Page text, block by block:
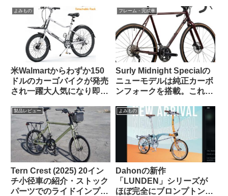
察】
あったか
よみもの
米Walmartからわずか150
ドルのカーゴバイクが発売
され一躍大人気になり即日
フレーム・完成車
Surly Midnight Specialの
ニューモデルは純正カーボ
ンフォークを搭載。これで
製品レビュー
Tern Crest (2025) 20イン
チ小径車の紹介・ストック
パーツでのライドインプレ
よみもの
Dahonの新作
「LUNDEN」シリーズが
ほぼ完全にブロンプトンな